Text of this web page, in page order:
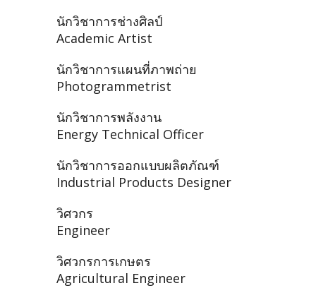
นักวิชาการช่างศิลป์
Academic Artist
นักวิชาการแผนที่ภาพถ่าย
Photogrammetrist
นักวิชาการพลังงาน
Energy Technical Officer
นักวิชาการออกแบบผลิตภัณฑ์
Industrial Products Designer
วิศวกร
Engineer
วิศวกรการเกษตร
Agricultural Engineer